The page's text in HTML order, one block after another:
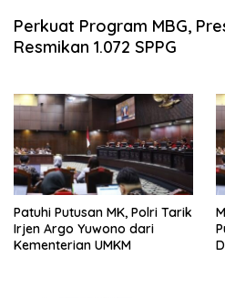
Perkuat Program MBG,
Resmikan 1.072 SPPG
Patuhi Putusan MK, Polri Tarik
Irjen Argo Yuwono dari
Kementerian UMKM